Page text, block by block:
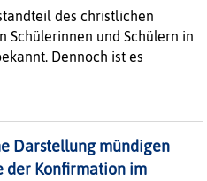
des christlichen
Schülerinnen und Schülern in
Dennoch ist es
Darstellung mündigen
der Konfirmation im